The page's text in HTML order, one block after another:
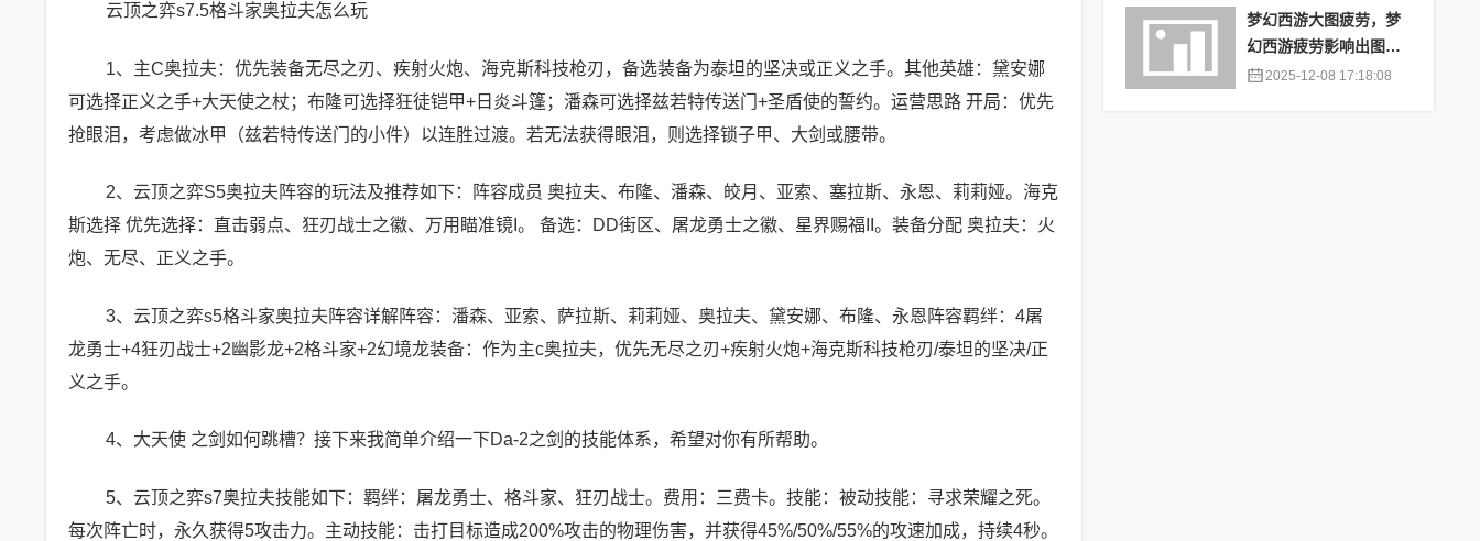
云顶之弈s7.5格斗家奥拉夫怎么玩
1、主C奥拉夫：优先装备无尽之刃、疾射火炮、海克斯科技枪刃，备选装备为泰坦的坚决或正义之手。其他英雄：黛安娜
可选择正义之手+大天使之杖；布隆可选择狂徒铠甲+日炎斗篷；潘森可选择兹若特传送门+圣盾使的誓约。运营思路 开局：优先
抢眼泪，考虑做冰甲（兹若特传送门的小件）以连胜过渡。若无法获得眼泪，则选择锁子甲、大剑或腰带。
2、云顶之弈S5奥拉夫阵容的玩法及推荐如下：阵容成员 奥拉夫、布隆、潘森、皎月、亚索、塞拉斯、永恩、莉莉娅。海克
斯选择 优先选择：直击弱点、狂刃战士之徽、万用瞄准镜I。 备选：DD街区、屠龙勇士之徽、星界赐福II。装备分配 奥拉夫：火
炮、无尽、正义之手。
3、云顶之弈s5格斗家奥拉夫阵容详解阵容：潘森、亚索、萨拉斯、莉莉娅、奥拉夫、黛安娜、布隆、永恩阵容羁绊：4屠
龙勇士+4狂刃战士+2幽影龙+2格斗家+2幻境龙装备：作为主c奥拉夫，优先无尽之刃+疾射火炮+海克斯科技枪刃/泰坦的坚决/正
义之手。
4、大天使 之剑如何跳槽？接下来我简单介绍一下Da-2之剑的技能体系，希望对你有所帮助。
5、云顶之弈s7奥拉夫技能如下：羁绊：屠龙勇士、格斗家、狂刃战士。费用：三费卡。技能：被动技能：寻求荣耀之死。
每次阵亡时，永久获得5攻击力。主动技能：击打目标造成200%攻击的物理伤害，并获得45%/50%/55%的攻速加成，持续4秒。
梦幻西游大图疲劳，梦
幻西游疲劳影响出图率
吗 2025-12-08 17:18:08